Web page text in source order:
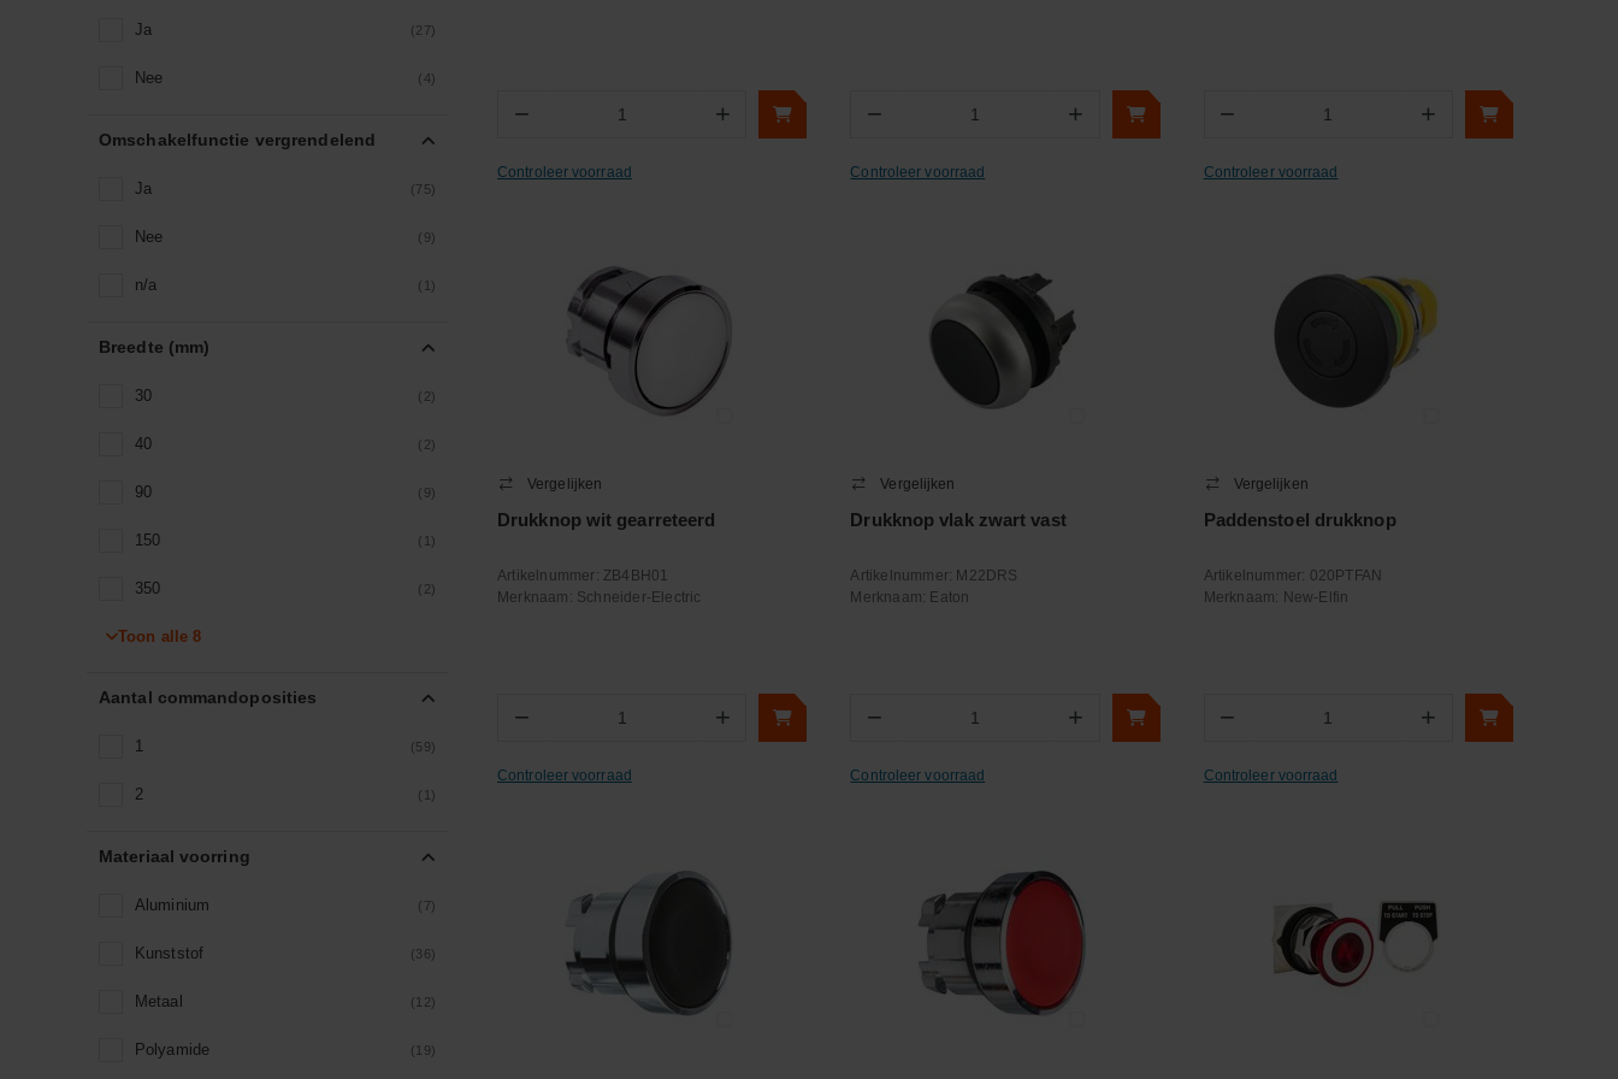
Ja (27)
Nee (4)
Omschakelfunctie vergrendelend
Ja (75)
Nee (9)
n/a (1)
Breedte (mm)
30 (2)
40 (2)
90 (9)
150 (1)
350 (2)
450
Toon alle8
Aantal commandoposities
1 (59)
2 (1)
Materiaal voorring
Aluminium (7)
Kunststof (36)
Metaal (12)
Polyamide (19)
− +
Controleer voorraad
− +
Controleer voorraad
− +
Controleer voorraad
Vergelijken
Drukknop wit gearreteerd
Artikelnummer: ZB4BH01
Merknaam: Schneider-Electric
− +
Controleer voorraad
Vergelijken
Drukknop vlak zwart vast
Artikelnummer: M22DRS
Merknaam: Eaton
− +
Controleer voorraad
Vergelijken
Paddenstoel drukknop
Artikelnummer: 020PTFAN
Merknaam: New-Elfin
− +
Controleer voorraad